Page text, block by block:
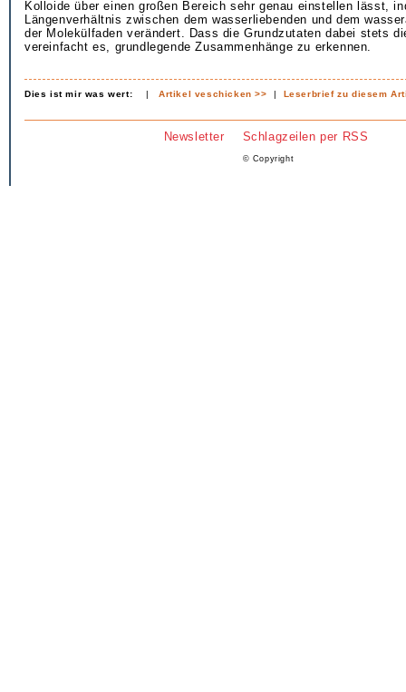
Kolloide über einen großen Bereich sehr genau einstellen lässt,
Längenverhältnis zwischen dem wasserliebenden und dem
der Molekülfaden verändert. Dass die Grundzutaten dabei stets
vereinfacht es, grundlegende Zusammenhänge zu erkennen.
Dies ist mir was wert: |Artikel veschicken >> | Leserbrief zu diesem
Newsletter Schlagzeilen per RSS
© Copyright